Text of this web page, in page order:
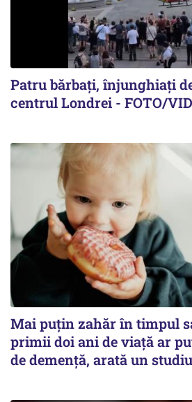
Patru bărbați, înjunghiați
centrul Londrei - FOTO/
Mai puțin zahăr în timpul
primii doi ani de viață ar
de demență, arată un studiu